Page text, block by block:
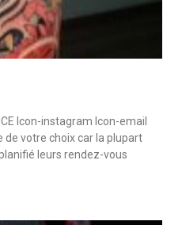
Icon-instagram Icon-email
votre choix car la plupart
leurs rendez-vous